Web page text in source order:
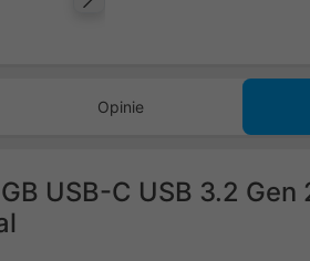
Opinie
USB-C USB 3.2 Gen